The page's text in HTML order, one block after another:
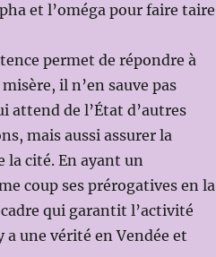
et l’oméga pour faire taire
permet de répondre à
il n’en sauve pas
attend de l’État d’autres
mais aussi assurer la
la cité. En ayant un
coup ses prérogatives en la
qui garantit l’activité
une vérité en Vendée et